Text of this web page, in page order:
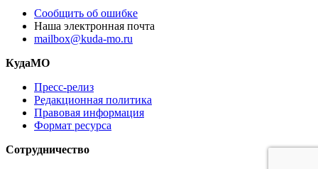
Сообщить об ошибке
Наша электронная почта
mailbox@kuda-mo.ru
КудаМО
Пресс-релиз
Редакционная политика
Правовая информация
Формат ресурса
Сотрудничество